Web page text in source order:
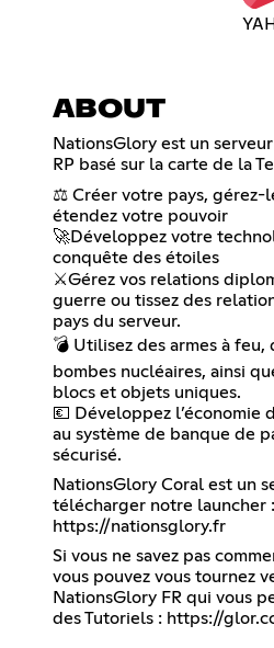
ABOUT
NationsGlory est un
RP basé sur la carte de la
⚖️ Créer votre pays, gérez-
étendez votre pouvoir
🚀Développez votre
conquête des étoiles
⚔️Gérez vos relations
guerre ou tissez des
pays du serveur.
💣 Utilisez des armes à feu,
bombes nucléaires, ainsi
blocs et objets uniques.
💶 Développez l’économie
au système de banque de
sécurisé.
NationsGlory Coral est un
télécharger notre launcher :
https://nationsglory.fr
Si vous ne savez pas
vous pouvez vous tournez
NationsGlory FR qui vous
des Tutoriels : https://